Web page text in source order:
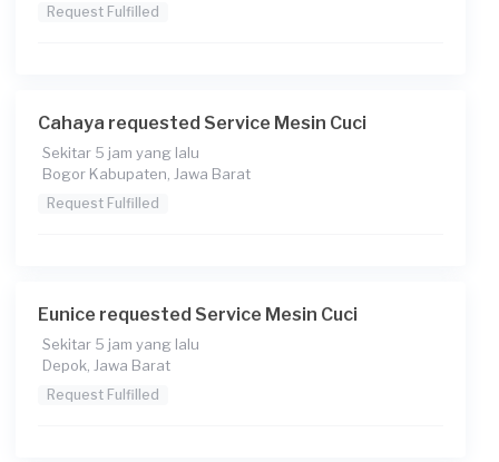
Request Fulfilled
Cahaya requested Service Mesin Cuci
Sekitar 5 jam yang lalu
Bogor Kabupaten, Jawa Barat
Request Fulfilled
Eunice requested Service Mesin Cuci
Sekitar 5 jam yang lalu
Depok, Jawa Barat
Request Fulfilled